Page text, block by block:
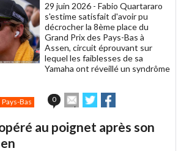
29 juin 2026 - Fabio Quartararo
s'estime satisfait d'avoir pu
décrocher la 8ème place du
Grand Prix des Pays-Bas à
Assen, circuit éprouvant sur
lequel les faiblesses de sa
Yamaha ont réveillé un syndrôme
Pays-Bas 0
Envoyer
cet
à
Partager
sur sur
au poignet après son